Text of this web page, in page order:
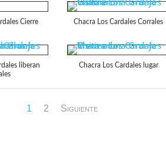
Cierre Chacra Los Cardales Corrales
liberan
Chacra Los Cardales lugar
1 2 Siguiente